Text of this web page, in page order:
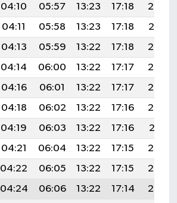
04:10 05:57 13:23 17:18
20:38
04:11 05:58 13:23 17:18
20:37
04:13 05:59 13:22 17:18
20:36
04:14 06:00 13:22 17:17
20:35
04:16 06:01 13:22 17:17
20:34
04:18 06:02 13:22 17:16
20:32
04:19 06:03 13:22 17:16
20:31
04:21 06:04 13:22 17:15
20:30
04:22 06:05 13:22 17:15
20:29
04:24 06:06 13:22 17:14
20:27